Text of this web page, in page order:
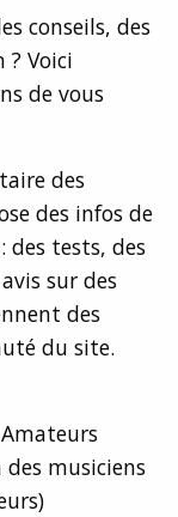
conseils, des
? Voici
de vous
des
des infos de
des tests, des
sur des
des
du site.
Amateurs
musiciens